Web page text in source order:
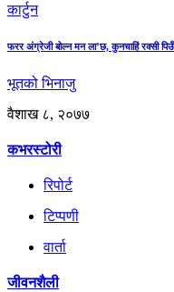
कार्टुन
फरर अंग्रेजी बोल्न मन ला’छ, कुनचाहिं रक्सी
भूतको भिनाजु
वैशाख ८, २०७७
कभरस्टोरी
रिपोर्ट
टिप्पणी
वार्ता
जीवनशैली